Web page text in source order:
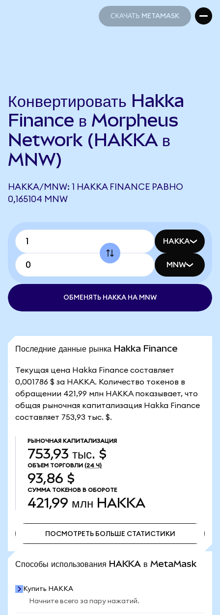
СКАЧАТЬ METAMASK
Конвертировать Hakka
Finance в Morpheus
Network (HAKKA в
MNW)
HAKKA/MNW: 1 HAKKA FINANCE РАВНО
0,165104 MNW
HAKKA
MNW
ОБМЕНЯТЬ HAKKA НА MNW
Последние данные рынка Hakka Finance
Текущая цена Hakka Finance составляет
0,001786 $ за HAKKA. Количество токенов в
обращении 421,99 млн HAKKA показывает, что
общая рыночная капитализация Hakka Finance
составляет 753,93 тыс. $.
РЫНОЧНАЯ КАПИТАЛИЗАЦИЯ
753,93 тыс. $
ОБЪЕМ ТОРГОВЛИ (24 Ч)
93,86 $
СУММА ТОКЕНОВ В ОБОРОТЕ
421,99 млн HAKKA
ПОСМОТРЕТЬ БОЛЬШЕ СТАТИСТИКИ
Способы использования HAKKA в MetaMask
Купить HAKKA
Начните всего за пару нажатий.